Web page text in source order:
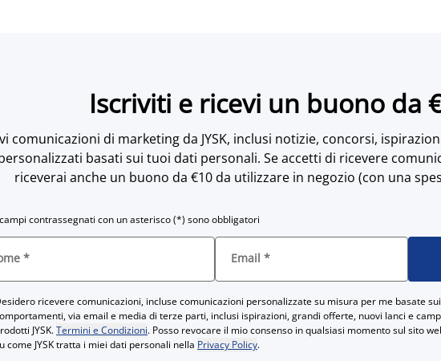
Iscriviti e ricevi un buono da
comunicazioni di marketing da JYSK, inclusi notizie, concorsi,
basati sui tuoi dati personali. Se accetti di ricevere
riceverai anche un buono da €10 da utilizzare in negozio (con una
contrassegnati con un asterisco (*) sono obbligatori
* Email *
ricevere comunicazioni, incluse comunicazioni personalizzate su misura per me basate
via email e media di terze parti, inclusi ispirazioni, grandi offerte, nuovi lanci e
JYSK.Termini e Condizioni. Posso revocare il mio consenso in qualsiasi momento sul sito
come JYSK tratta i miei dati personali nella Privacy Policy.